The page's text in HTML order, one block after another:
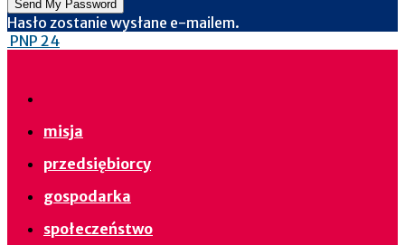
Hasło zostanie wysłane e-mailem.
PNP 24
misja
przedsiębiorcy
gospodarka
społeczeństwo